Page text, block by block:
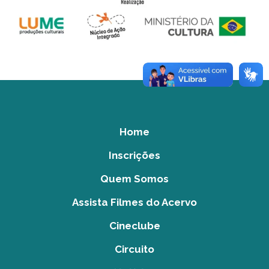
Home
Inscrições
Quem Somos
Assista Filmes do Acervo
Cineclube
Circuito